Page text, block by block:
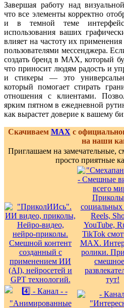
Завершая работу над
что все элементы корректно
и в темной теме
использования ваших
влияет на частоту их
пользователями мессенджера.
создать бренд в MAX, который
что приносит людям радость и
и стикеры — это
который помогает стирать
отношения с клиентами.
ярким пятном в ежедневной
как вырастет доверие к вашему
Скачиваем MAXс
на наши
Приглашаем на замечательные,
просто приятные